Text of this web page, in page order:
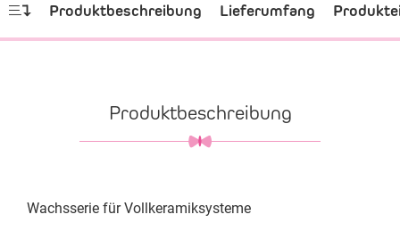
Produktbeschreibung Lieferumfang
Produktbeschreibung
Wachsserie für Vollkeramiksysteme